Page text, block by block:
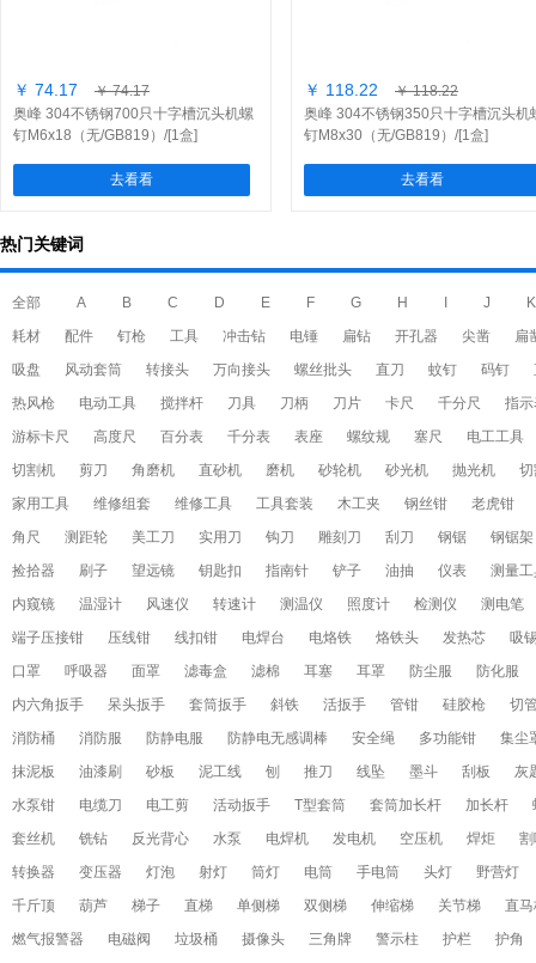
￥ 74.17
￥ 74.17
奥峰 304不锈钢700只十字槽沉头机螺
钉M6x18（无/GB819）/[1盒]
去看看
￥ 118.22
￥ 118.22
奥峰 304不锈钢350只十字槽沉头机
钉M8x30（无/GB819）/[1盒]
去看看
热门关键词
全部 A B C D E F G H J
K
耗材
配件 钉枪 工具 冲击钻 电锤 扁钻 开孔器 尖凿
扁
吸盘
风动套筒 转接头 万向接头 螺丝批头 直刀 蚊钉 码钉
热风枪
电动工具 搅拌杆 刀具 刀柄 刀片 卡尺 千分尺
指
游标卡尺
高度尺 百分表 千分表 表座 螺纹规 塞尺
电工工具
切割机
剪刀 角磨机 直砂机 磨机 砂轮机 砂光机 抛光机
家用工具
维修组套 维修工具 工具套装 木工夹 钢丝钳
老虎钳
角尺
测距轮 美工刀 实用刀 钩刀 雕刻刀 刮刀 钢锯
钢锯架
捡拾器
刷子 望远镜 钥匙扣 指南针 铲子 油抽 仪表
测量
内窥镜
温湿计 风速仪 转速计 测温仪 照度计 检测仪
测电笔
端子压接钳
压线钳 线扣钳 电焊台 电烙铁 烙铁头 发热芯
吸
口罩
呼吸器 面罩 滤毒盒 滤棉 耳塞 耳罩 防尘服
防化服
内六角扳手
呆头扳手 套筒扳手 斜铁 活扳手 管钳 硅胶枪
切
消防桶
消防服 防静电服 防静电无感调棒 安全绳 多功能钳
集尘
抹泥板
油漆刷 砂板 泥工线 刨 推刀 线坠 墨斗 刮板
灰
水泵钳
电缆刀 电工剪 活动扳手 T型套筒 套筒加长杆 加长杆
套丝机
铣钻 反光背心 水泵 电焊机 发电机 空压机 焊炬
转换器
变压器 灯泡 射灯 筒灯 电筒 手电筒 头灯
野营灯
千斤顶
葫芦 梯子 直梯 单侧梯 双侧梯 伸缩梯 关节梯
直
燃气报警器
电磁阀 垃圾桶 摄像头 三角牌 警示柱 护栏
护角